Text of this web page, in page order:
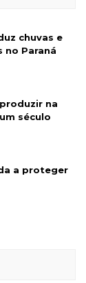
chuvas e
Paraná
na
século
a proteger